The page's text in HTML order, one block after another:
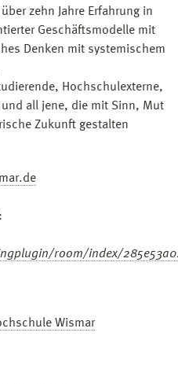
zehn Jahre Erfahrung in
Geschäftsmodelle mit
Denken mit systemischem
Hochschulexterne,
all jene, die mit Sinn, Mut
Zukunft gestalten
room/index/
Wismar